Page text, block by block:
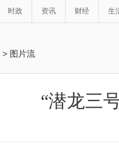
时政 资讯 财经 生
> 图片流
“潜龙三